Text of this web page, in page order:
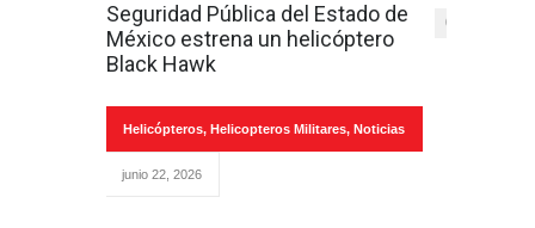
Seguridad Pública del Estado de
México estrena un helicóptero
Black Hawk
0
Helicópteros, Helicopteros Militares, Noticias
junio 22, 2026